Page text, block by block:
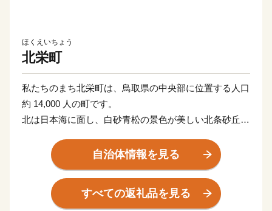
ほくえいちょう
北栄町
私たちのまち北栄町は、鳥取県の中央部に位置する人口
約 14,000 人の町です。
北は日本海に面し、白砂青松の景色が美しい北条砂丘が
り、豊かな自然に囲まれています。
この豊かな自然環境を生かし、スイカ、ぶどう、らっき
ょう、長芋などさまざまな魅力ある農産物が生み出され
ています。
自治体情報を見る
すべての返礼品を見る